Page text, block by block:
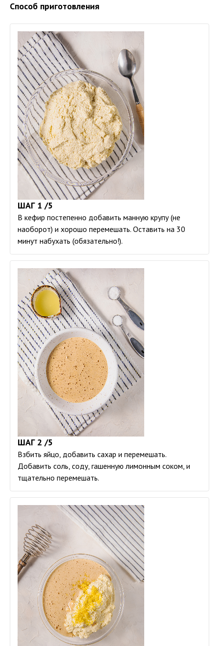
Способ приготовления
ШАГ 1 /5
В кефир постепенно добавить манную крупу (не
наоборот) и хорошо перемешать. Оставить на 30
минут набухать (обязательно!).
ШАГ 2 /5
Взбить яйцо, добавить сахар и перемешать.
Добавить соль, соду, гашенную лимонным соком, и
тщательно перемешать.